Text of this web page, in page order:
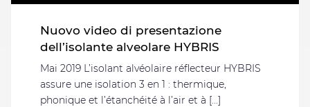
Nuovo video di presentazione
dell’isolante alveolare HYBRIS
Mai 2019 L’isolant alvéolaire réflecteur HYBRIS
assure une isolation 3 en 1 : thermique,
phonique et l’étanchéité à l’air et à [...]